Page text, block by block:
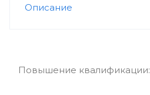
Описание
Повышение квалификации: